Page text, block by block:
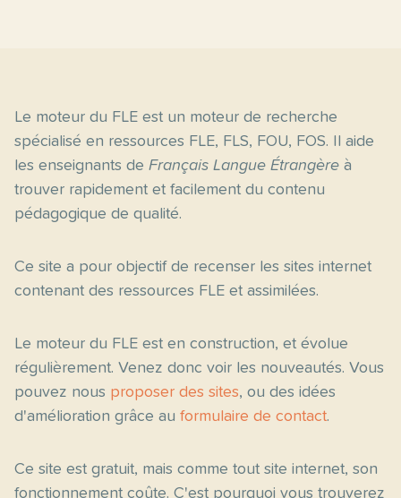
Le moteur du FLE est un moteur de recherche
spécialisé en ressources FLE, FLS, FOU, FOS. Il aide
les enseignants de Français Langue Étrangère à
trouver rapidement et facilement du contenu
pédagogique de qualité.
Ce site a pour objectif de recenser les sites internet
contenant des ressources FLE et assimilées.
Le moteur du FLE est en construction, et évolue
régulièrement. Venez donc voir les nouveautés. Vous
pouvez nous proposer des sites, ou des idées
d'amélioration grâce au formulaire de contact.
Ce site est gratuit, mais comme tout site internet, son
fonctionnement coûte. C'est pourquoi vous trouverez